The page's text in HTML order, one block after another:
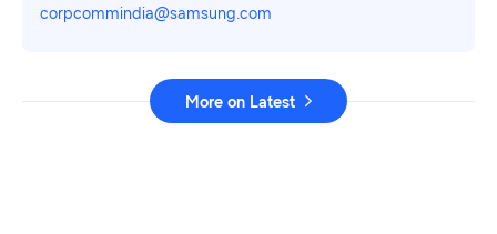
corpcommindia@samsung.com
More on Latest